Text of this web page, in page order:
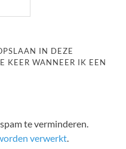
IN DEZE
KEER WANNEER IK EEN
te verminderen.
verwerkt.